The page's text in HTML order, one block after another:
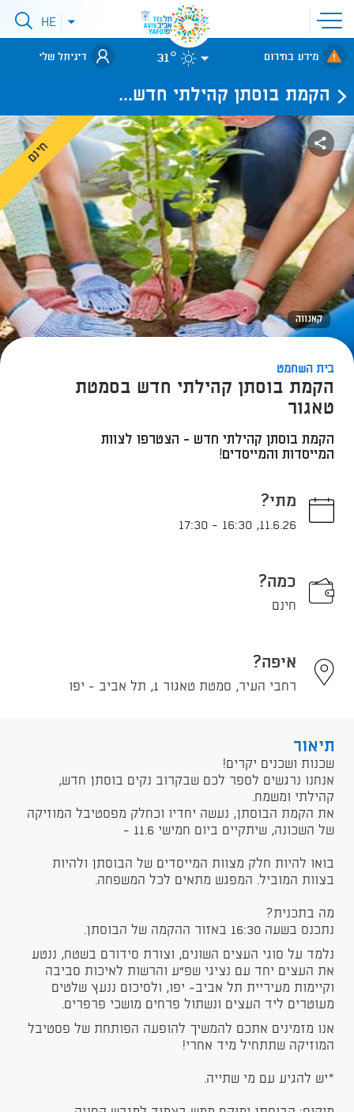
פתיחת
תפריט
אתר
לאתר עיריית
תל-אביב
פתיחתHE
מידע בחירום 31° דיגיתל שלי
הקמת בוסתן קהילתי חדש...
קאנווה
חינם
בית השחמט
הקמת בוסתן קהילתי חדש בסמטת
טאגור
הקמת בוסתן קהילתי חדש - הצטרפו לצוות
המייסדות והמייסדים!
מתי?
11.6.26
,
16:30
-
17:30
כמה?
חינם
איפה?
רחבי העיר, סמטת טאגור 1, תל אביב - יפו
תיאור
שכנות ושכנים יקרים!
אנחנו נרגשים לספר לכם שבקרוב נקים בוסתן חדש,
קהילתי ומשמח.
את הקמת הבוסתן, נעשה יחדיו וכחלק מפסטיבל המוזיקה
של השכונה, שיתקיים ביום חמישי 11.6 -
בואו להיות חלק מצוות המייסדים של הבוסתן ולהיות
בצוות המוביל. המפגש מתאים לכל המשפחה.
מה בתכנית?
נתכנס בשעה 16:30 באזור ההקמה של הבוסתן.
נלמד על סוגי העצים השונים, וצורת סידורם בשטח, ננטע
את העצים יחד עם נציגי שפ"ע והרשות לאיכות סביבה
וקיימות מעיריית תל אביב- יפו, ולסיכום ננעץ שלטים
מעוטרים ליד העצים ונשתול פרחים מושכי פרפרים.
אנו מזמינים אתכם להמשיך להופעה הפותחת של פסטיבל
המוזיקה שתתחיל מיד אחרי!
*יש להגיע עם מי שתייה.